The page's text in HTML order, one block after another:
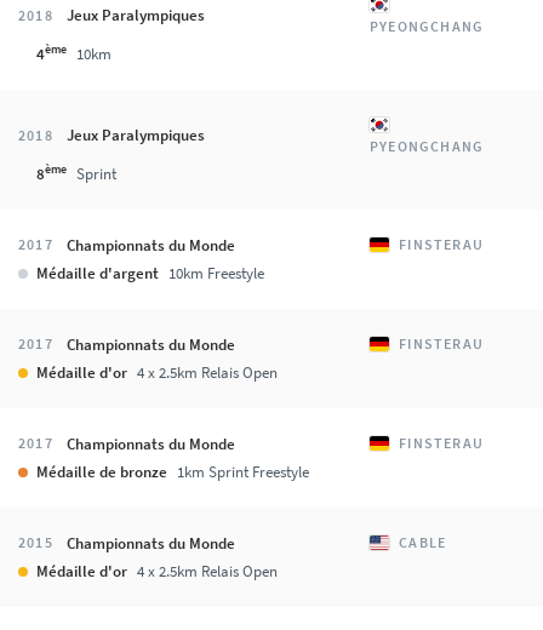
2018 Jeux Paralympiques PYEONGCHANG
4ème 10km
2018 Jeux Paralympiques PYEONGCHANG
8ème Sprint
2017 Championnats du Monde FINSTERAU
Médaille d'argent 10km Freestyle
2017 Championnats du Monde FINSTERAU
Médaille d'or 4 x 2.5km Relais Open
2017 Championnats du Monde FINSTERAU
Médaille de bronze 1km Sprint Freestyle
2015 Championnats du Monde CABLE
Médaille d'or 4 x 2.5km Relais Open